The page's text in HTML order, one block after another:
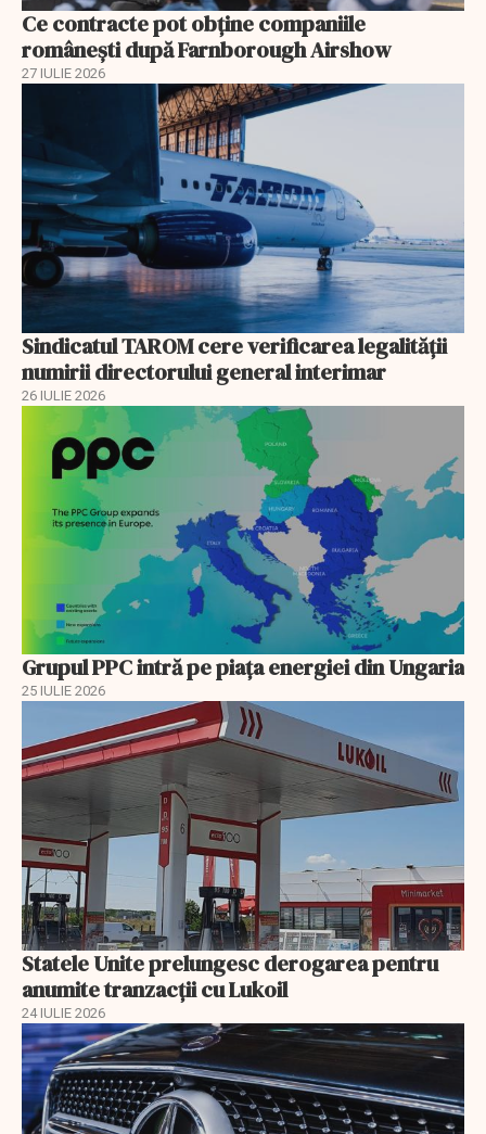
Ce contracte pot obține companiile
românești după Farnborough Airshow
27 IULIE 2026
Sindicatul TAROM cere verificarea legalității
numirii directorului general interimar
26 IULIE 2026
Grupul PPC intră pe piața energiei din Ungaria
25 IULIE 2026
Statele Unite prelungesc derogarea pentru
anumite tranzacții cu Lukoil
24 IULIE 2026